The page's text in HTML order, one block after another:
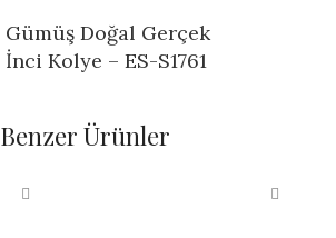
Gümüş Doğal Gerçek
İnci Kolye – ES-S1761
Benzer Ürünler